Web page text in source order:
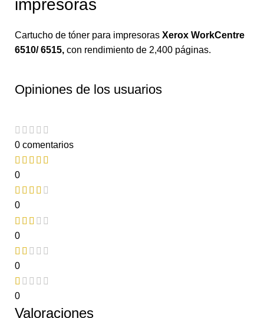
impresoras
Cartucho de tóner para impresoras Xerox WorkCentre
6510/ 6515, con rendimiento de 2,400 páginas.
Opiniones de los usuarios
0 comentarios
0
0
0
0
0
Valoraciones